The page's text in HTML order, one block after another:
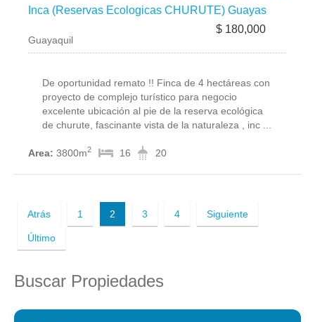
Inca (Reservas Ecologicas CHURUTE) Guayas
$ 180,000
Guayaquil
De oportunidad remato !! Finca de 4 hectáreas con
proyecto de complejo turístico para negocio
excelente ubicación al pie de la reserva ecológica
de churute, fascinante vista de la naturaleza , inc ...
Area: 3800m2 16 20
Atrás 1 2 3 4 Siguiente
Último
Buscar Propiedades